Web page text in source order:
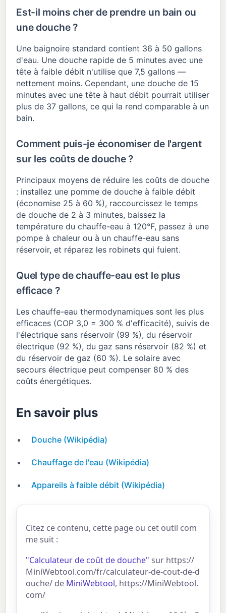
Est-il moins cher de prendre un bain ou
une douche ?
Une baignoire standard contient 36 à 50 gallons
d'eau. Une douche rapide de 5 minutes avec une
tête à faible débit n'utilise que 7,5 gallons —
nettement moins. Cependant, une douche de 15
minutes avec une tête à haut débit pourrait utiliser
plus de 37 gallons, ce qui la rend comparable à un
bain.
Comment puis-je économiser de l'argent
sur les coûts de douche ?
Principaux moyens de réduire les coûts de douche
: installez une pomme de douche à faible débit
(économise 25 à 60 %), raccourcissez le temps
de douche de 2 à 3 minutes, baissez la
température du chauffe-eau à 120°F, passez à une
pompe à chaleur ou à un chauffe-eau sans
réservoir, et réparez les robinets qui fuient.
Quel type de chauffe-eau est le plus
efficace ?
Les chauffe-eau thermodynamiques sont les plus
efficaces (COP 3,0 = 300 % d'efficacité), suivis de
l'électrique sans réservoir (99 %), du réservoir
électrique (92 %), du gaz sans réservoir (82 %) et
du réservoir de gaz (60 %). Le solaire avec
secours électrique peut compenser 80 % des
coûts énergétiques.
En savoir plus
Douche (Wikipédia)
Chauffage de l'eau (Wikipédia)
Appareils à faible débit (Wikipédia)
Citez ce contenu, cette page ou cet outil com
me suit :
"Calculateur de coût de douche" sur https://
MiniWebtool.com/fr/calculateur-de-cout-de-d
ouche/ de MiniWebtool, https://MiniWebtool.
com/